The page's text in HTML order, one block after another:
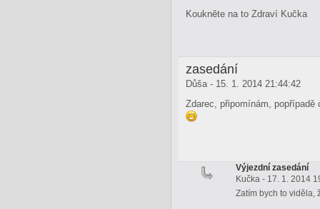
Koukněte na to Zdraví Kučka
zasedání
Důša - 15. 1. 2014 21:44:42
Zdarec, připomínám,
Výjezdní zasedání
Kučka - 17. 1. 2014
Zatím bych to viděla,